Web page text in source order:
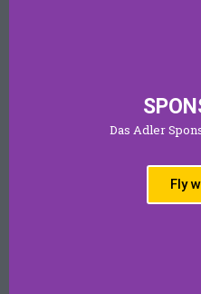
Das Adler
Fly